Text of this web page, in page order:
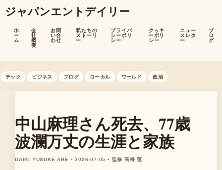
ジャパンエントデイリー
ホ
ー
ム
会
社
概
要
お問
い合
わせ
私たちの
ストーリ
ー
プライバ
シーポリ
シー
クッキ
ーポリ
シー
ニュー
スレタ
ー
ブ
ロ
グ
テック ビジネス ブログ ローカル ワールド 政治
中山麻理さん死去、77歳
波瀾万丈の生涯と家族
DAIKI YUSUKE ABE • 2026-07-05 • 監修 高橋 蓮